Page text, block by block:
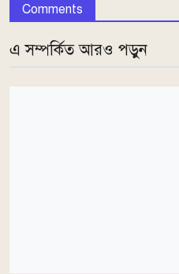
Comments
এ সম্পর্কিত আরও পড়ুন